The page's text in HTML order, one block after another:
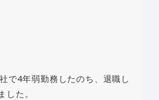
で4年弱勤務したのち、退職し
した。